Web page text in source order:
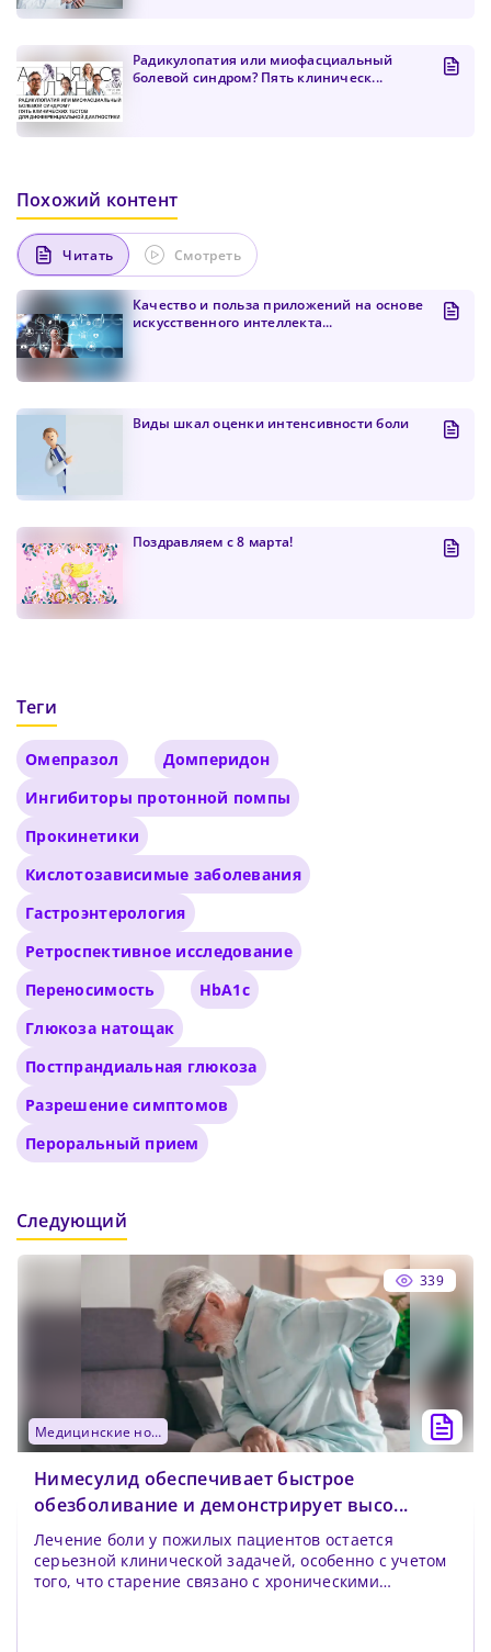
Радикулопатия или миофасциальный
болевой синдром? Пять клиническ...
Похожий контент
Читать Смотреть
Качество и польза приложений на основе
искусственного интеллекта...
Виды шкал оценки интенсивности боли
Поздравляем с 8 марта!
Теги
Омепразол
Домперидон
Ингибиторы протонной помпы
Прокинетики
Кислотозависимые заболевания
Гастроэнтерология
Ретроспективное исследование
Переносимость
HbA1c
Глюкоза натощак
Постпрандиальная глюкоза
Разрешение симптомов
Пероральный прием
Следующий
339
медицинские новости
Нимесулид обеспечивает быстрое
обезболивание и демонстрирует высо...
Лечение боли у пожилых пациентов остается
серьезной клинической задачей, особенно с учетом
того, что старение связано с хроническими